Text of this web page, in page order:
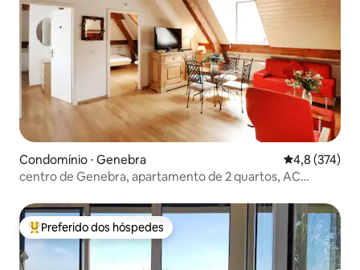
Condomínio ⋅ Genebra 4,8 de uma
4,8 (374)
centro de Genebra, apartamento de 2 quartos, AC
Entre os melhores preferidos dos hóspedes
Preferido dos hóspedes